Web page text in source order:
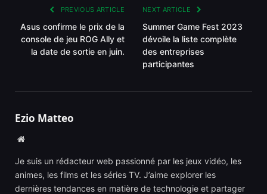
PREVIOUS ARTICLE
Asus confirme le prix de la
console de jeu ROG Ally et
la date de sortie en juin.
NEXT ARTICLE
Summer Game Fest 2023
dévoile la liste complète
des entreprises
participantes
Ezio Matteo
Website
Je suis un rédacteur web passionné par les jeux vidéo, les
animes, les films et les séries TV. J’aime explorer les
dernières tendances en matière de technologie et partager